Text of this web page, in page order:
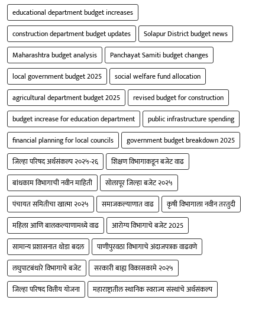
educational department budget increases
construction department budget updates
Solapur District budget news
Maharashtra budget analysis
Panchayat Samiti budget changes
local government budget 2025
social welfare fund allocation
agricultural department budget 2025
revised budget for construction
budget increase for education department
public infrastructure spending
financial planning for local councils
government budget breakdown 2025
जिल्हा परिषद अर्थसंकल्प २०२५-२६
शिक्षण विभागाकडून बजेट वाढ
बांधकाम विभागाची नवीन माहिती
सोलापूर जिल्हा बजेट २०२५
पंचायत समितीचा खात्मा २०२५
समाजकल्याणात वाढ
कृषी विभागाला नवीन तरतुदी
महिला आणि बालकल्याणामध्ये वाढ
आरोग्य विभागाचे बजेट 2025
सामान्य प्रशासनात थोडा बदल
पाणीपुरवठा विभागाचे अंदाजपत्रक वाढवणे
लघुपाटबंधारे विभागाचे बजेट
सरकारी बाह्य विकासकामे २०२५
जिल्हा परिषद वित्तीय योजना
महाराष्ट्रातील स्थानिक स्वराज्य संस्थांचे अर्थसंकल्प